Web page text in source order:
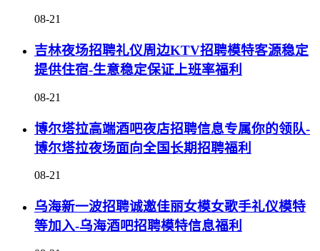
08-21
吉林夜场招聘礼仪周边KTV招聘模特客源稳定
提供住宿-生意稳定保证上班率福利
08-21
博尔塔拉高端酒吧夜店招聘信息专属你的领队-
博尔塔拉夜场面向全国长期招聘福利
08-21
乌海新一波招聘诚邀佳丽女模女歌手礼仪模特
等加入-乌海酒吧招聘模特信息福利